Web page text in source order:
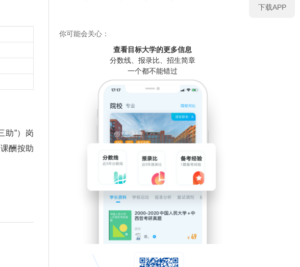
助”）岗
酬按助
你可能会关心：
查看目标大学的更多信息
分数线、报录比、招生简章
一个都不能错过
下载APP